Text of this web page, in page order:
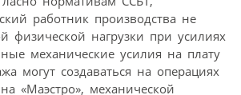
работник производства не
физической нагрузки при усилиях
механические усилия на плату
могут создаваться на операциях
«Маэстро», механической